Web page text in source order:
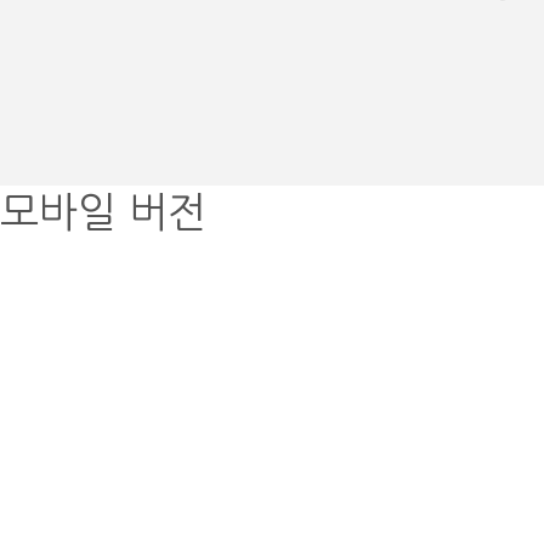
모바일 버전